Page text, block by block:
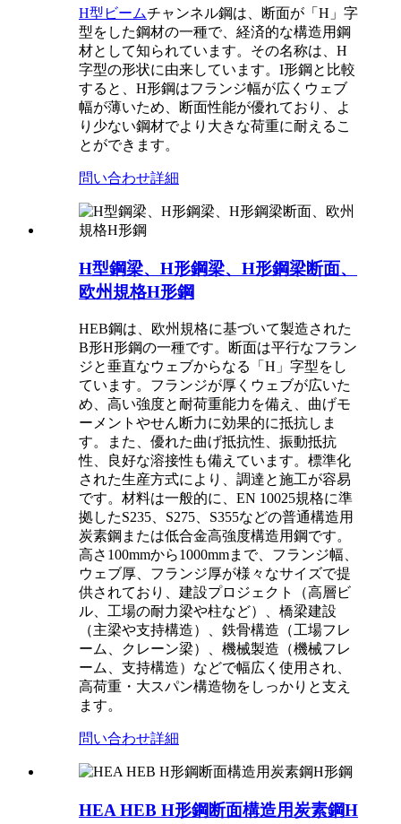
H型ビームチャンネル鋼は、断面が「H」字
型をした鋼材の一種で、経済的な構造用鋼
材として知られています。その名称は、H
字型の形状に由来しています。I形鋼と比較
すると、H形鋼はフランジ幅が広くウェブ
幅が薄いため、断面性能が優れており、よ
り少ない鋼材でより大きな荷重に耐えるこ
とができます。
問い合わせ詳細
H型鋼梁、H形鋼梁、H形鋼梁断面、
欧州規格H形鋼
HEB鋼は、欧州規格に基づいて製造された
B形H形鋼の一種です。断面は平行なフラン
ジと垂直なウェブからなる「H」字型をし
ています。フランジが厚くウェブが広いた
め、高い強度と耐荷重能力を備え、曲げモ
ーメントやせん断力に効果的に抵抗しま
す。また、優れた曲げ抵抗性、振動抵抗
性、良好な溶接性も備えています。標準化
された生産方式により、調達と施工が容易
です。材料は一般的に、EN 10025規格に準
拠したS235、S275、S355などの普通構造用
炭素鋼または低合金高強度構造用鋼です。
高さ100mmから1000mmまで、フランジ幅、
ウェブ厚、フランジ厚が様々なサイズで提
供されており、建設プロジェクト（高層ビ
ル、工場の耐力梁や柱など）、橋梁建設
（主梁や支持構造）、鉄骨構造（工場フレ
ーム、クレーン梁）、機械製造（機械フレ
ーム、支持構造）などで幅広く使用され、
高荷重・大スパン構造物をしっかりと支え
ます。
問い合わせ詳細
HEA HEB H形鋼断面構造用炭素鋼H